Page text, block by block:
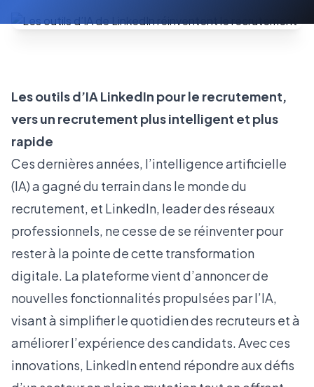
Les outils d’IA LinkedIn pour le recrutement,
vers un recrutement plus intelligent et plus
rapide
Ces dernières années, l’intelligence artificielle
(IA) a gagné du terrain dans le monde du
recrutement, et LinkedIn, leader des réseaux
professionnels, ne cesse de se réinventer pour
rester à la pointe de cette transformation
digitale. La plateforme vient d’annoncer de
nouvelles fonctionnalités propulsées par l’IA,
visant à simplifier le quotidien des recruteurs et à
améliorer l’expérience des candidats. Avec ces
innovations, LinkedIn entend répondre aux défis